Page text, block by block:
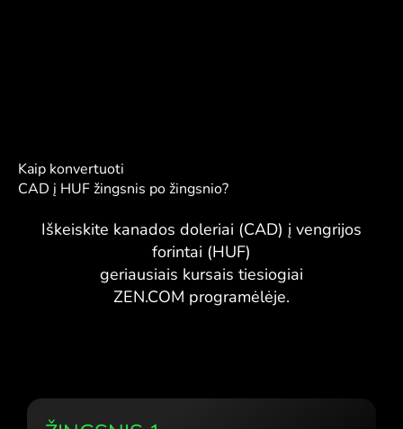
Kaip konvertuoti
CAD į HUF žingsnis po žingsnio?
Iškeiskite kanados doleriai (CAD) į vengrijos
forintai (HUF)
geriausiais kursais tiesiogiai
ZEN.COM programėlėje.